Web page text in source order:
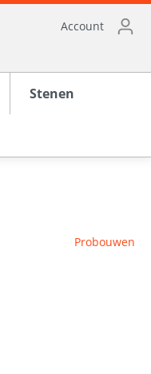
Account
Stenen
Probouwen